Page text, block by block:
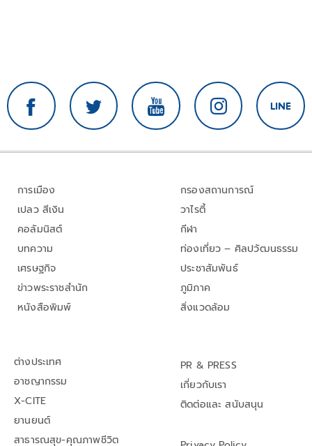
การเมือง
เปลว สีเงิน
คอลัมนิสต์
บทความ
เศรษฐกิจ
ข่าวพระราชสำนัก
หนังสือพิมพ์
กรองสถานการณ์
วาไรตี้
กีฬา
ท่องเที่ยว – ศิลปวัฒนธรรม
ประชาสัมพันธ์
ภูมิภาค
สิ่งแวดล้อม
ต่างประเทศ
อาชญากรรม
X-CITE
ยานยนต์
สาธารณสุข-คุณภาพชีวิต
PR & PRESS
เกี่ยวกับเรา
ติดต่อและ สนับสนุน